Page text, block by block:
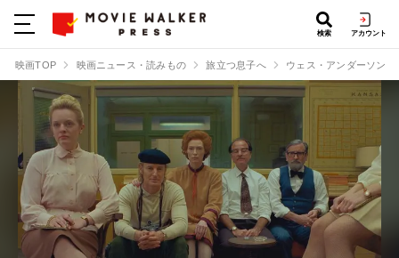
検索 アカウント
映画TOP 映画ニュース・読みもの 旅立つ息子へ ウェス・アンダーソン